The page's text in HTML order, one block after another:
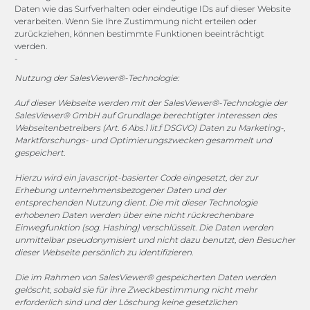
Daten wie das Surfverhalten oder eindeutige IDs auf dieser Website
verarbeiten. Wenn Sie Ihre Zustimmung nicht erteilen oder
zurückziehen, können bestimmte Funktionen beeinträchtigt
werden.
-
Nutzung der SalesViewer®-Technologie:
Auf dieser Webseite werden mit der SalesViewer®-Technologie der
SalesViewer® GmbH auf Grundlage berechtigter Interessen des
Webseitenbetreibers (Art. 6 Abs.1 lit.f DSGVO) Daten zu Marketing-,
Marktforschungs- und Optimierungszwecken gesammelt und
gespeichert.
Hierzu wird ein javascript-basierter Code eingesetzt, der zur
Erhebung unternehmensbezogener Daten und der
entsprechenden Nutzung dient. Die mit dieser Technologie
erhobenen Daten werden über eine nicht rückrechenbare
Einwegfunktion (sog. Hashing) verschlüsselt. Die Daten werden
unmittelbar pseudonymisiert und nicht dazu benutzt, den Besucher
dieser Webseite persönlich zu identifizieren.
Die im Rahmen von SalesViewer® gespeicherten Daten werden
gelöscht, sobald sie für ihre Zweckbestimmung nicht mehr
erforderlich sind und der Löschung keine gesetzlichen
Channels
vertrieb@megasoft.de
+49 2173 265 06 0
Mo. - Do. 08:00 - 17:00 Uhr
Fr. 08:00 - 15:00 Uhr
Sponsoring
1. FC Monheim
COOKIE-RICHTLINIE (EU)